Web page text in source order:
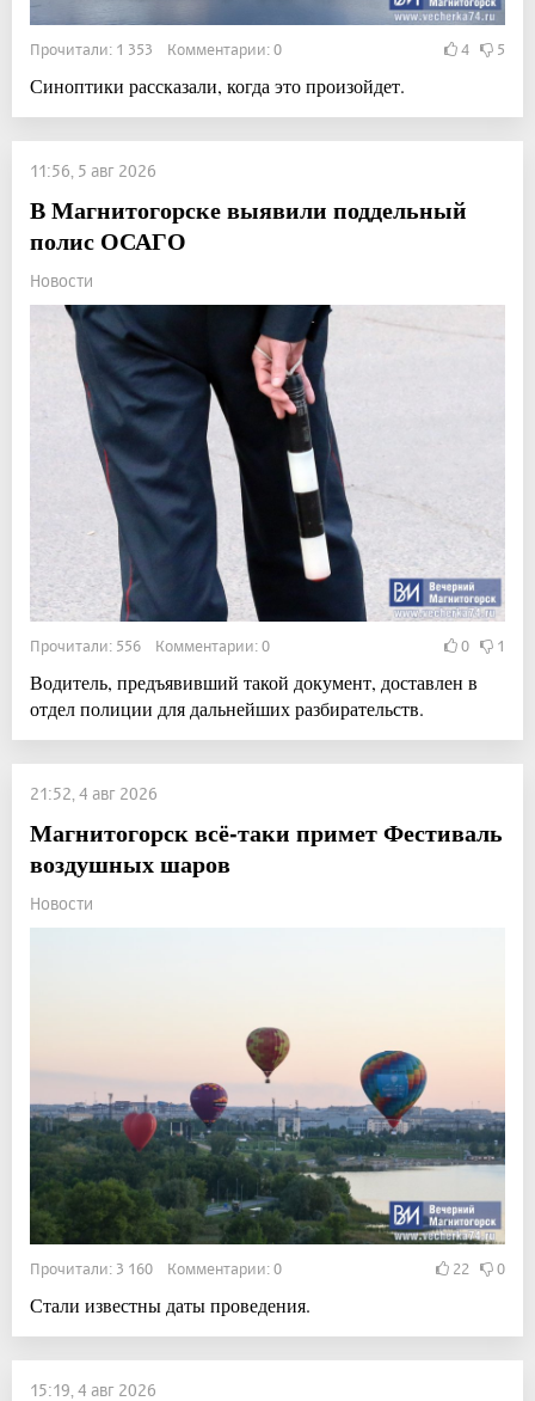
Прочитали: 1 353 Комментарии: 0 4 5
Синоптики рассказали, когда это произойдет.
11:56, 5 авг 2026
В Магнитогорске выявили поддельный
полис ОСАГО
Новости
Прочитали: 556 Комментарии: 0 0 1
Водитель, предъявивший такой документ, доставлен в
отдел полиции для дальнейших разбирательств.
21:52, 4 авг 2026
Магнитогорск всё-таки примет Фестиваль
воздушных шаров
Новости
Прочитали: 3 160 Комментарии: 0 22 0
Стали известны даты проведения.
15:19, 4 авг 2026